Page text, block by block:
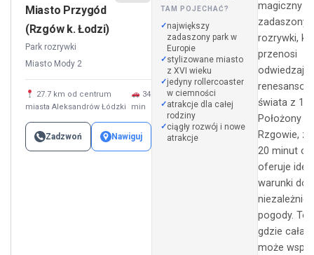
Miasto Przygód
(Rzgów k. Łodzi)
Park rozrywki
Miasto Mody 2
27.7 km od centrum
miasta Aleksandrów Łódzki
34
min
Zadzwoń Nawiguj
TAM POJECHAĆ?
największy
zadaszony park w
Europie
stylizowane miasto
z XVI wieku
jedyny rollercoaster
w ciemności
atrakcje dla całej
rodziny
ciągły rozwój i nowe
atrakcje
magiczny
zadaszony
rozrywki,
przenosi
świata z
Położony w
Rzgowie,
20 minut
oferuje
warunki do
niezależnie
pogody. To
gdzie cała
może